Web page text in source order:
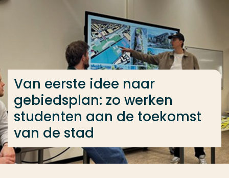
Ga direct naar de content
... > Van eerste idee naar gebiedsplan: zo werken
Van eerste idee naar
gebiedsplan: zo werken
studenten aan de toekomst
van de stad
Veel gezocht
Opleiding
Contact